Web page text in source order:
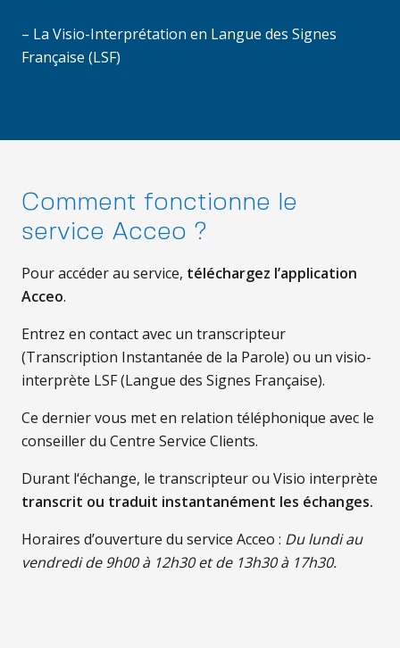
– La Visio-Interprétation en Langue des Signes
Française (LSF)
Comment fonctionne le
service Acceo ?
Pour accéder au service, téléchargez l’application
Acceo.
Entrez en contact avec un transcripteur
(Transcription Instantanée de la Parole) ou un visio-
interprète LSF (Langue des Signes Française).
Ce dernier vous met en relation téléphonique avec le
conseiller du Centre Service Clients.
Durant l‘échange, le transcripteur ou Visio interprète
transcrit ou traduit instantanément les échanges.
Horaires d’ouverture du service Acceo : Du lundi au
vendredi de 9h00 à 12h30 et de 13h30 à 17h30.